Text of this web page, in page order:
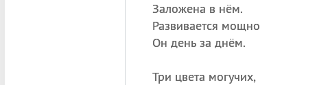
Заложена в нём.
Развивается мощно
Он день за днём.
Три цвета могучих,